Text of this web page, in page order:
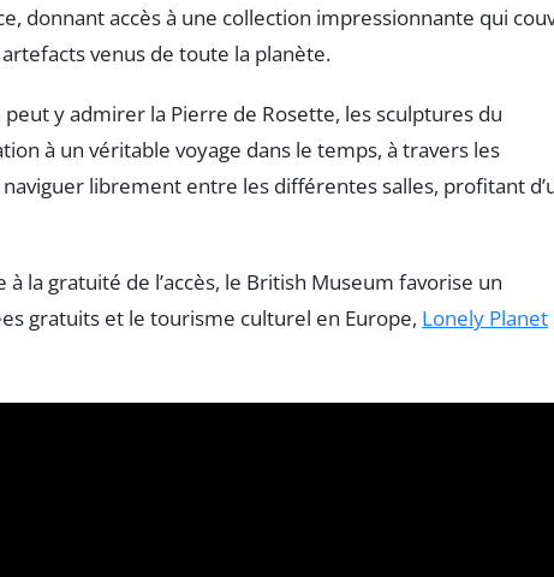
donnant accès à une collection impressionnante qui
venus de toute la planète.
y admirer la Pierre de Rosette, les sculptures du
à un véritable voyage dans le temps, à travers les
librement entre les différentes salles, profitant
la gratuité de l’accès, le British Museum favorise un
gratuits et le tourisme culturel en Europe, Lonely Planet